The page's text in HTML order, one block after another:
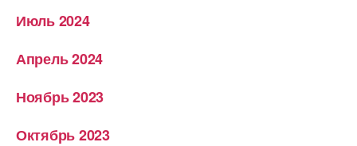
Июль 2024
Апрель 2024
Ноябрь 2023
Октябрь 2023